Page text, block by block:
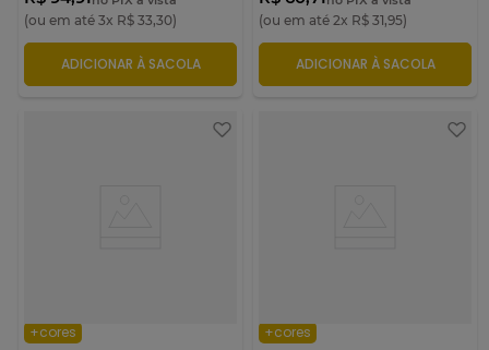
(ou em até 3x R$ 33,30)
ADICIONAR À SACOLA
(ou em até 2x R$ 31,95)
ADICIONAR À SACOLA
+cores +cores